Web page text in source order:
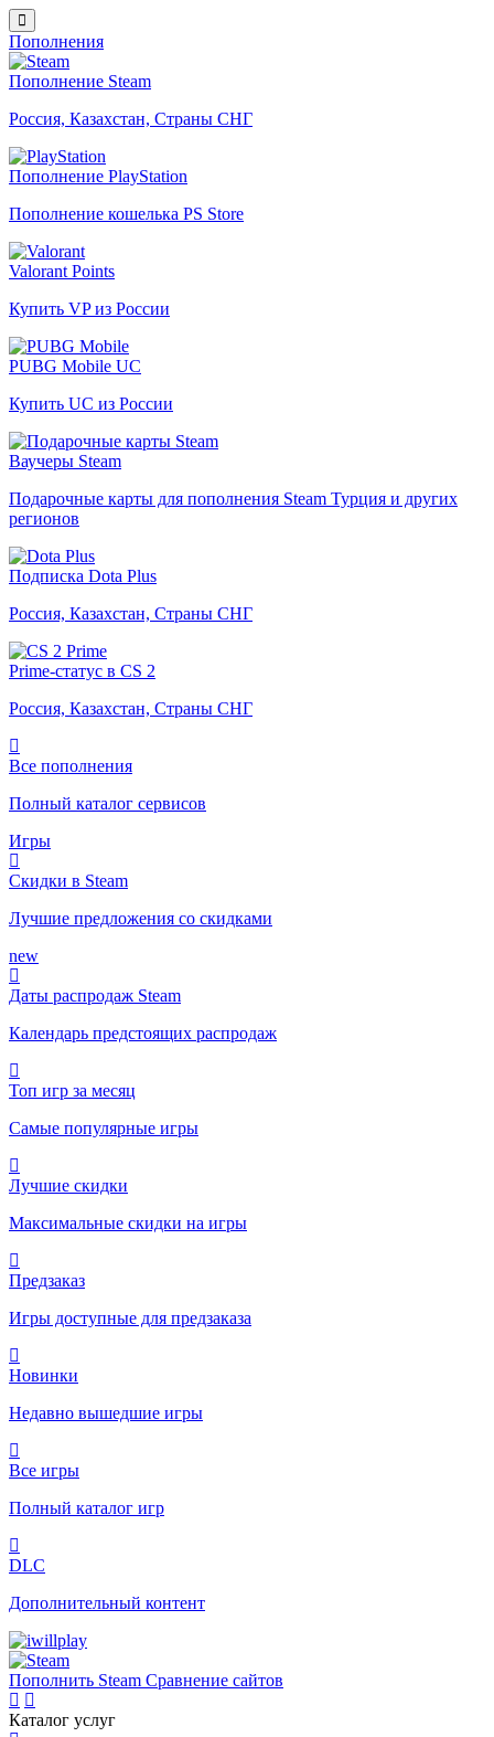
Пополнения
Пополнение Steam
Россия, Казахстан, Страны СНГ
Пополнение PlayStation
Пополнение кошелька PS Store
Valorant Points
Купить VP из России
PUBG Mobile UC
Купить UC из России
Ваучеры Steam
Подарочные карты для пополнения Steam Турция и других
регионов
Подписка Dota Plus
Россия, Казахстан, Страны СНГ
Prime-статус в CS 2
Россия, Казахстан, Страны СНГ
Все пополнения
Полный каталог сервисов
Игры
Скидки в Steam
Лучшие предложения со скидками
new
Даты распродаж Steam
Календарь предстоящих распродаж
Топ игр за месяц
Самые популярные игры
Лучшие скидки
Максимальные скидки на игры
Предзаказ
Игры доступные для предзаказа
Новинки
Недавно вышедшие игры
Все игры
Полный каталог игр
DLC
Дополнительный контент
Пополнить Steam Сравнение сайтов
Каталог услуг